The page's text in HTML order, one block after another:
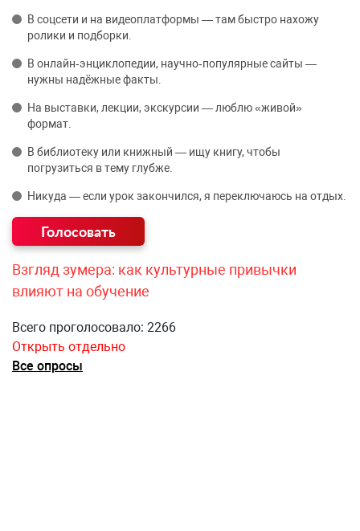
В соцсети и на видеоплатформы — там быстро нахожу
ролики и подборки.
В онлайн‑энциклопедии, научно‑популярные сайты —
нужны надёжные факты.
На выставки, лекции, экскурсии — люблю «живой»
формат.
В библиотеку или книжный — ищу книгу, чтобы
погрузиться в тему глубже.
Никуда — если урок закончился, я переключаюсь на отдых.
Взгляд зумера: как культурные привычки
влияют на обучение
Всего проголосовало: 2266
Открыть отдельно
Все опросы